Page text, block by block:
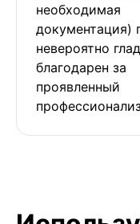
необходимая
документация)
невероятно
благодарен за
проявленный